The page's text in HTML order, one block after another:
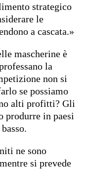
strategico
le
a cascata.»
mascherine è
la
non si
se possiamo
alti profitti? Gli
produrre in paesi
ne sono
si prevede